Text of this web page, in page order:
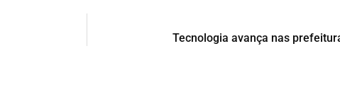
Tecnologia avança nas